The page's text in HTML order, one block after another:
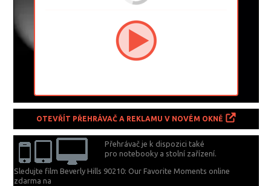
OTEVŘÍT PŘEHRÁVAČ A REKLAMU V NOVÉM OKNĚ
Přehrávač je k dispozici také
pro notebooky a stolní zařízení.
Sledujte film Beverly Hills 90210: Our Favorite Moments online
zdarma na